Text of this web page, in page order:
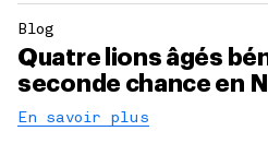
Blog
Quatre lions âgés
seconde chance en
En savoir plus